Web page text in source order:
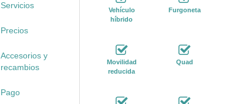
Servicios
Precios
Accesorios y
recambios
Pago
Vehículo
híbrido
Furgoneta
Movilidad
reducida
Quad